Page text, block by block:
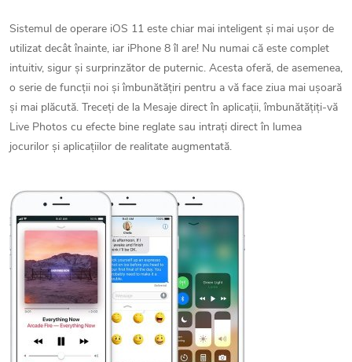
Sistemul de operare iOS 11 este chiar mai inteligent și mai ușor de
utilizat decât înainte, iar iPhone 8 îl are! Nu numai că este complet
intuitiv, sigur și surprinzător de puternic. Acesta oferă, de asemenea,
o serie de funcții noi și îmbunătățiri pentru a vă face ziua mai ușoară
și mai plăcută. Treceți de la Mesaje direct în aplicații, îmbunătățiți-vă
Live Photos cu efecte bine reglate sau intrați direct în lumea
jocurilor și aplicațiilor de realitate augmentată.